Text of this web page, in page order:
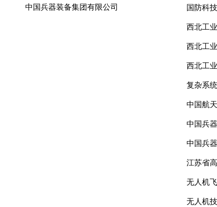
中国兵器装备集团有限公司
国防科
西北工
西北工
西北工
复杂系
中国航
中国兵
中国兵
江苏省
无人机
无人机